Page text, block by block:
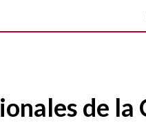
de la